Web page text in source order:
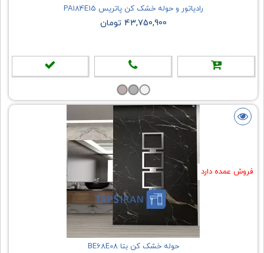
رادیاتور و حوله خشک کن پاتریس PA184E15
43,750,900 تومان
فروش عمده دارد
حوله خشک کن بتا BE68E08